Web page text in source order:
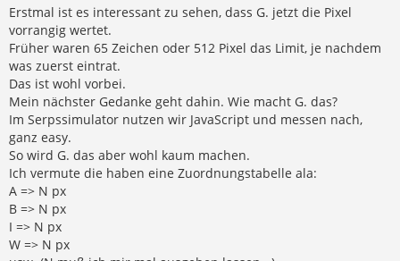
r
a
g
Erstmal ist es interessant zu sehen, dass G. jetzt die Pixel
vorrangig wertet.
Früher waren 65 Zeichen oder 512 Pixel das Limit, je nachdem
was zuerst eintrat.
Das ist wohl vorbei.
Mein nächster Gedanke geht dahin. Wie macht G. das?
Im Serpssimulator nutzen wir JavaScript und messen nach,
ganz easy.
So wird G. das aber wohl kaum machen.
Ich vermute die haben eine Zuordnungstabelle ala:
A => N px
B => N px
I => N px
W => N px